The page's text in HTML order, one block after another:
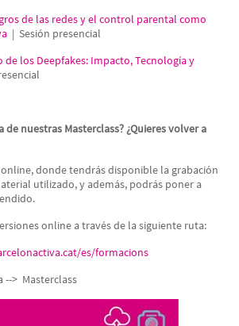
de las redes y el control parental como
| Sesión presencial
de los Deepfakes: Impacto, Tecnología y
de nuestras Masterclass? ¿Quieres volver a
donde tendrás disponible la grabación
utilizado, y además, podrás poner a
online a través de la siguiente ruta:
es/formacions
--> Masterclass